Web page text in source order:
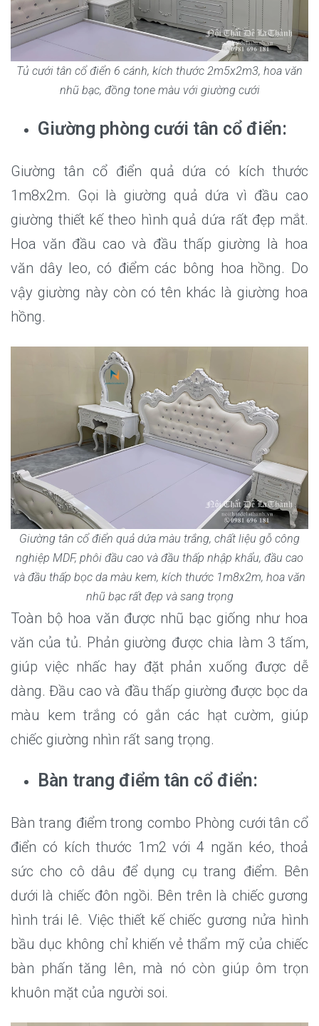
Tủ cưới tân cổ điển 6 cánh, kích thước 2m5x2m3, hoa văn
nhũ bạc, đồng tone màu với giường cưới
Giường phòng cưới tân cổ điển:
Giường tân cổ điển quả dứa có kích thước
1m8x2m. Gọi là giường quả dứa vì đầu cao
giường thiết kế theo hình quả dứa rất đẹp mắt.
Hoa văn đầu cao và đầu thấp giường là hoa
văn dây leo, có điểm các bông hoa hồng. Do
vậy giường này còn có tên khác là giường hoa
hồng.
Giường tân cổ điển quả dứa màu trắng, chất liệu gỗ công
nghiệp MDF, phôi đầu cao và đầu thấp nhập khẩu, đầu cao
và đầu thấp bọc da màu kem, kích thước 1m8x2m, hoa văn
nhũ bạc rất đẹp và sang trọng
Toàn bộ hoa văn được nhũ bạc giống như hoa
văn của tủ. Phản giường được chia làm 3 tấm,
giúp việc nhấc hay đặt phản xuống được dễ
dàng. Đầu cao và đầu thấp giường được bọc da
màu kem trắng có gắn các hạt cườm, giúp
chiếc giường nhìn rất sang trọng.
Bàn trang điểm tân cổ điển:
Bàn trang điểm trong combo Phòng cưới tân cổ
điển có kích thước 1m2 với 4 ngăn kéo, thoả
sức cho cô dâu để dụng cụ trang điểm. Bên
dưới là chiếc đôn ngồi. Bên trên là chiếc gương
hình trái lê. Việc thiết kế chiếc gương nửa hình
bầu dục không chỉ khiến vẻ thẩm mỹ của chiếc
bàn phấn tăng lên, mà nó còn giúp ôm trọn
khuôn mặt của người soi.